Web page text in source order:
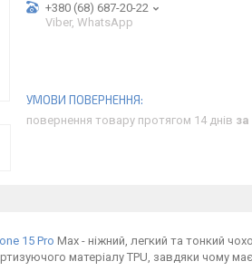
+380 (68) 687-20-22
Viber, WhatsApp
повернення товару протягом 14 днів
15 Pro Max - ніжний, легкий та тонкий
матеріалу TPU, завдяки чому